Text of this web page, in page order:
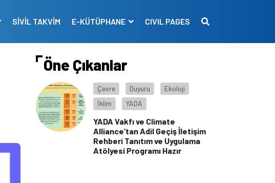
SİVİL TAKVİM E-KÜTÜPHANE CIVIL PAGES
Öne Çıkanlar
Çevre Duyuru
Ekoloji
İklim
YADA
YADA Vakfı ve Climate
Alliance’tan Adil Geçiş İletişim
Rehberi Tanıtım ve Uygulama
Atölyesi Programı Hazır